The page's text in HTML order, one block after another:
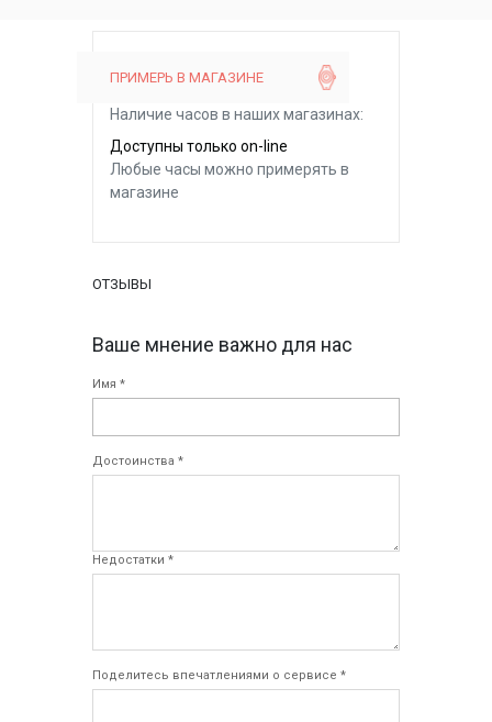
ПРИМЕРЬ В МАГАЗИНЕ
Наличие часов в наших магазинах:
Доступны только on-line
Любые часы можно примерять в
магазине
ОТЗЫВЫ
Ваше мнение важно для нас
Имя *
Достоинства *
Недостатки *
Поделитесь впечатлениями о сервисе *